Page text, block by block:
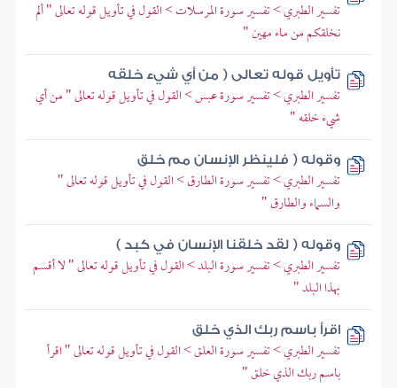
تفسير الطبري > تفسير سورة المرسلات > القول في تأويل قوله تعالى " ألم
نخلقكم من ماء مهين "
تأويل قوله تعالى ( من أي شيء خلقه
تفسير الطبري > تفسير سورة عبس > القول في تأويل قوله تعالى " من أي
شيء خلقه "
وقوله ( فلينظر الإنسان مم خلق
تفسير الطبري > تفسير سورة الطارق > القول في تأويل قوله تعالى "
والسماء والطارق "
وقوله ( لقد خلقنا الإنسان في كبد )
تفسير الطبري > تفسير سورة البلد > القول في تأويل قوله تعالى " لا أقسم
بهذا البلد "
اقرأ باسم ربك الذي خلق
تفسير الطبري > تفسير سورة العلق > القول في تأويل قوله تعالى " اقرأ
باسم ربك الذي خلق "